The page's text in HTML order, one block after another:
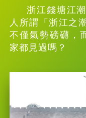
浙江錢塘江潮
人所謂「浙江之
不僅氣勢磅礴，
家都見過嗎？